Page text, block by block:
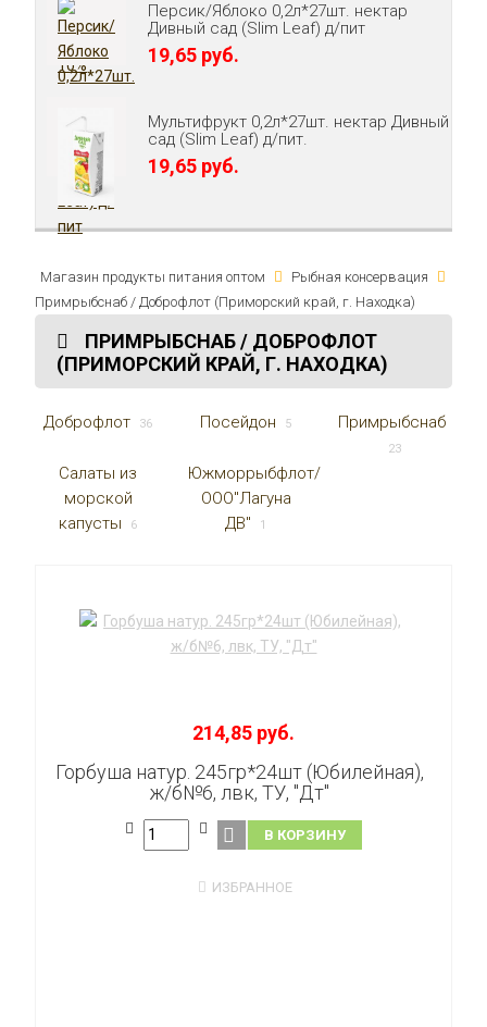
Персик/Яблоко 0,2л*27шт. нектар
Дивный сад (Slim Leaf) д/пит
19,65 руб.
Мультифрукт 0,2л*27шт. нектар Дивный
сад (Slim Leaf) д/пит.
19,65 руб.
Магазин продукты питания оптом
Рыбная консервация
Примрыбснаб / Доброфлот (Приморский край, г. Находка)
ПРИМРЫБСНАБ / ДОБРОФЛОТ
(ПРИМОРСКИЙ КРАЙ, Г. НАХОДКА)
Доброфлот 36 Посейдон 5 Примрыбснаб
23
Салаты из
морской
капусты
6
Южморрыбфлот/
ООО"Лагуна
ДВ"
1
214,85 руб.
Горбуша натур. 245гр*24шт (Юбилейная),
ж/б№6, лвк, ТУ, "Дт"
В КОРЗИНУ
ИЗБРАННОЕ